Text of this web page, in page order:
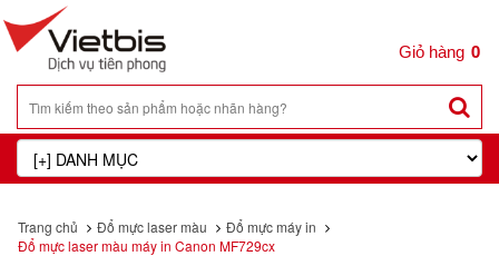
0
Trang chủ Đổ mực laser màu
Đổ mực máy in
Đổ mực laser màu máy in Canon MF729cx